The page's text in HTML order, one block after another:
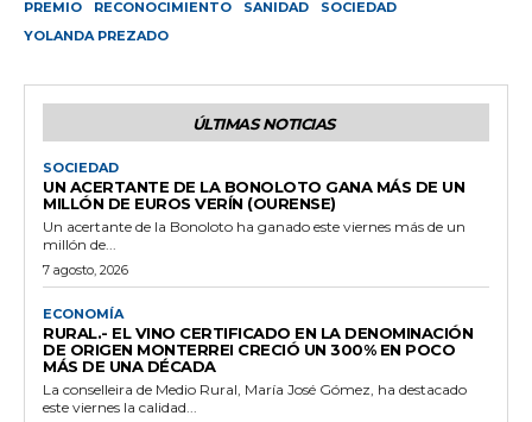
PREMIO RECONOCIMIENTO SANIDAD
SOCIEDAD
YOLANDA PREZADO
ÚLTIMAS NOTICIAS
SOCIEDAD
UN ACERTANTE DE LA BONOLOTO GANA MÁS DE UN
MILLÓN DE EUROS VERÍN (OURENSE)
Un acertante de la Bonoloto ha ganado este viernes más de un
millón de...
7 agosto, 2026
ECONOMÍA
RURAL.- EL VINO CERTIFICADO EN LA DENOMINACIÓN
DE ORIGEN MONTERREI CRECIÓ UN 300% EN POCO
MÁS DE UNA DÉCADA
La conselleira de Medio Rural, María José Gómez, ha destacado
este viernes la calidad...